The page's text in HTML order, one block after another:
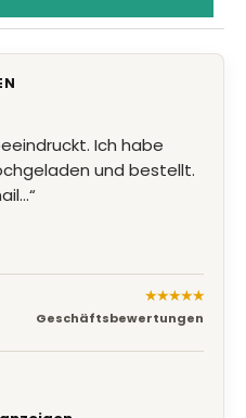
Ich habe
und bestellt.
stimmt, Lieferung
★★★★★
Geschäftsbewertungen